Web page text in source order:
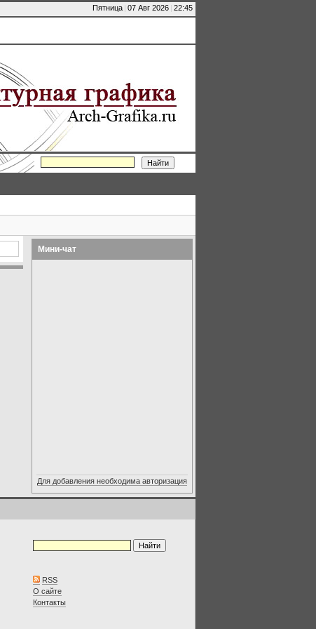
Пятница | 07 Авг 2026 | 22:45
Мини-чат
Для добавления необходима авторизация
RSS
О сайте
Контакты